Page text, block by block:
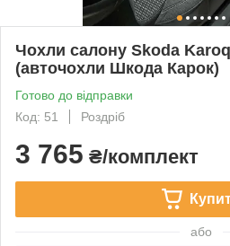
Чохли салону Skoda
(авточохли Шкода Карок)
Готово до відправки
Код: 51
Роздріб
3 765 ₴/комплект
або